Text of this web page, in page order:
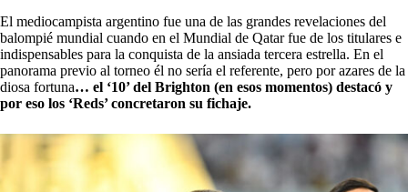
El mediocampista argentino fue una de las grandes revelaciones del
balompié mundial cuando en el Mundial de Qatar fue de los titulares e
indispensables para la conquista de la ansiada tercera estrella. En el
panorama previo al torneo él no sería el referente, pero por azares de la
diosa fortuna… el ‘10’ del Brighton (en esos momentos) destacó y
por eso los ‘Reds’ concretaron su fichaje.